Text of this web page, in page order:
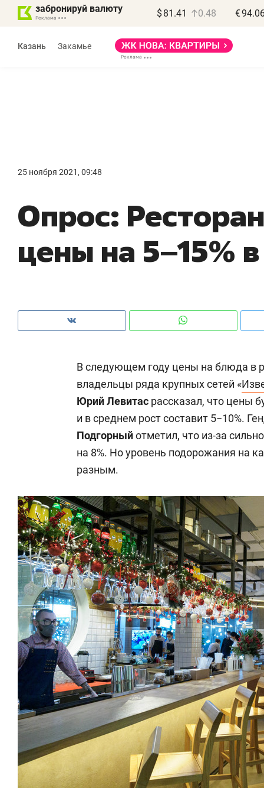
забронируй валюту $ 81.41 0.48 €
Казань Закамье
25 ноября 2021, 09:48
Опрос:
цены на 5–15%
В следующем году цены на блюда в
владельцы ряда крупных сетей «
Юрий Левитас рассказал, что цены
и в среднем рост составит 5−10%.
Подгорныйотметил, что из-за
на 8%. Но уровень подорожания на
разным.
правил, бизнес может
потерять минимум
полгода»
Как бизнесу выйти на зарубежные
Как ГК «МИР ГРУПП» и ВТБ
создают оазис жилого
комфорта под Казанью
150 камер
ID вместо